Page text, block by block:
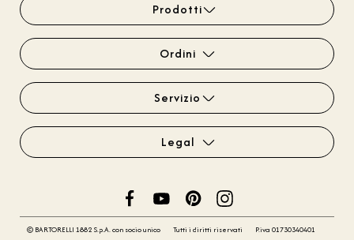
Prodotti
Ordini
Servizio
Legal
© BARTORELLI 1882 S.p.A. con socio unico Tutti i diritti riservati
P.iva 01730340401